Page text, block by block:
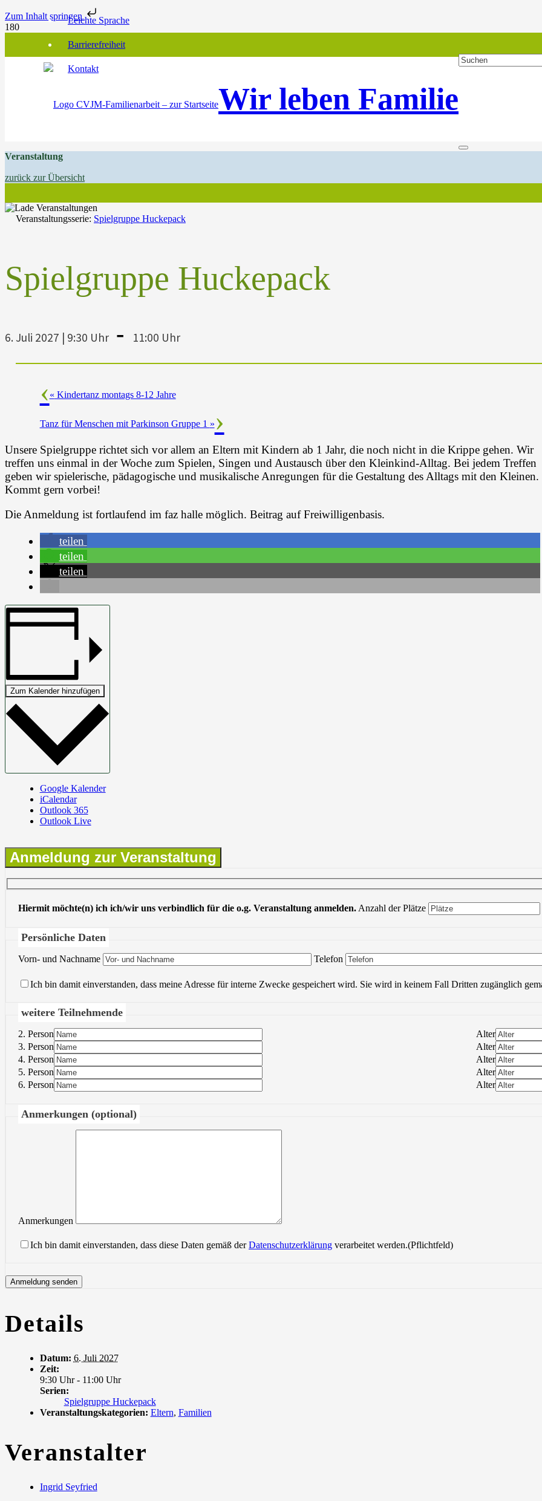
Zum Inhalt springenLeichte Sprache
Barrierefreiheit
Kontakt
Wir leben Familie
Veranstaltung
zurück zur Übersicht
Veranstaltungsserie: Spielgruppe Huckepack
Spielgruppe Huckepack
6. Juli 2027 | 9:30 Uhr - 11:00 Uhr
« Kindertanz montags 8-12 Jahre
Tanz für Menschen mit Parkinson Gruppe 1 »
Unsere Spielgruppe richtet sich vor allem an Eltern mit Kindern ab 1 Jahr, die noch nicht in die Krippe gehen. Wir
treffen uns einmal in der Woche zum Spielen, Singen und Austausch über den Kleinkind-Alltag. Bei jedem Treffen
geben wir spielerische, pädagogische und musikalische Anregungen für die Gestaltung des Alltags mit den Kleinen.
Kommt gern vorbei!
Die Anmeldung ist fortlaufend im faz halle möglich. Beitrag auf Freiwilligenbasis.
teilen
teilen
teilen
Zum Kalender hinzufügen
Google Kalender
iCalendar
Outlook 365
Outlook Live
Anmeldung zur Veranstaltung
Hiermit möchte(n) ich ich/wir uns verbindlich für die o.g. Veranstaltung anmelden.Anzahl der Plätze
Persönliche Daten
Vorn- und Nachname Bitte lasse dieses Feld leer.
Telefon
Ich bin damit einverstanden, dass meine Adresse für interne Zwecke gespeichert wird. Sie wird in keinem Fall Dritten zugänglich
weitere Teilnehmende
2. Person
Alter
3. Person
Alter
4. Person
Alter
5. Person
Alter
6. Person
Alter
Anmerkungen (optional)
Anmerkungen
Ich bin damit einverstanden, dass diese Daten gemäß derDatenschutzerklärung verarbeitet werden.(Pflichtfeld)
Details
Datum: 6. Juli 2027
Zeit:
9:30 Uhr - 11:00 Uhr
Serien:
Spielgruppe Huckepack
Veranstaltungskategorien: Eltern, Familien
Veranstalter
Ingrid Seyfried